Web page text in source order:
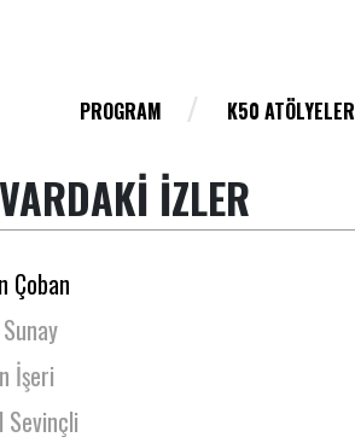
PROGRAM K50 ATÖLYELER
İZLER
Tamakan
Akgül
Çoban
İşeri
Sevinçli